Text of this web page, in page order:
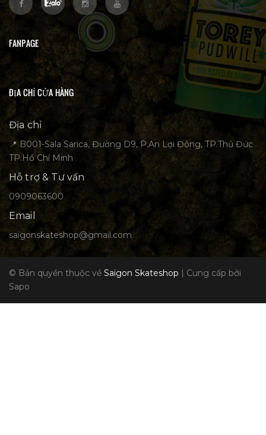
FANPAGE
ĐỊA CHỈ CỬA HÀNG
Địa chỉ
📍 B001-Sala Sarica, Đường D9, P.An Lợi Đông, TP.Thủ Đức
TP.Hồ Chí Minh
Hỗ trợ & Tư vấn
0909063600
Email
saigonskateshop@gmail.com
© Bản quyền thuộc về Saigon Skateshop | Cung cấp bởi
Sapo